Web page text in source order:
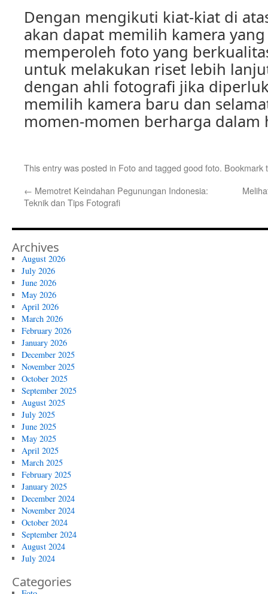
Dengan mengikuti kiat-kiat di
akan dapat memilih kamera
memperoleh foto yang
untuk melakukan riset lebih
dengan ahli fotografi jika
memilih kamera baru dan
momen-momen berharga dalam
This entry was posted in Fotoand tagged good foto. Bookmark
← Memotret Keindahan Pegunungan Indonesia:
Teknik dan Tips Fotografi
Archives
August 2026
July 2026
June 2026
May 2026
April 2026
March 2026
February 2026
January 2026
December 2025
November 2025
October 2025
September 2025
August 2025
July 2025
June 2025
May 2025
April 2025
March 2025
February 2025
January 2025
December 2024
November 2024
October 2024
September 2024
August 2024
July 2024
Categories